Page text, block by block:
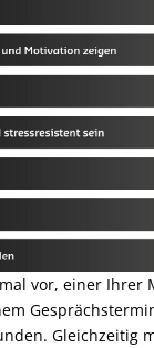
vor, einer Ihrer
Gleichzeitig